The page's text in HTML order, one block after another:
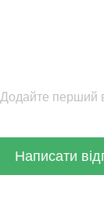
Додайте перший
Написати